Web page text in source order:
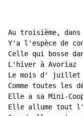
Au troisième, dans
Y'a l'espèce de
Celle qui bosse
L'hiver à Avoriaz
Le mois d' juillet
Comme toutes les
Elle a sa Mini-
Elle allume tout